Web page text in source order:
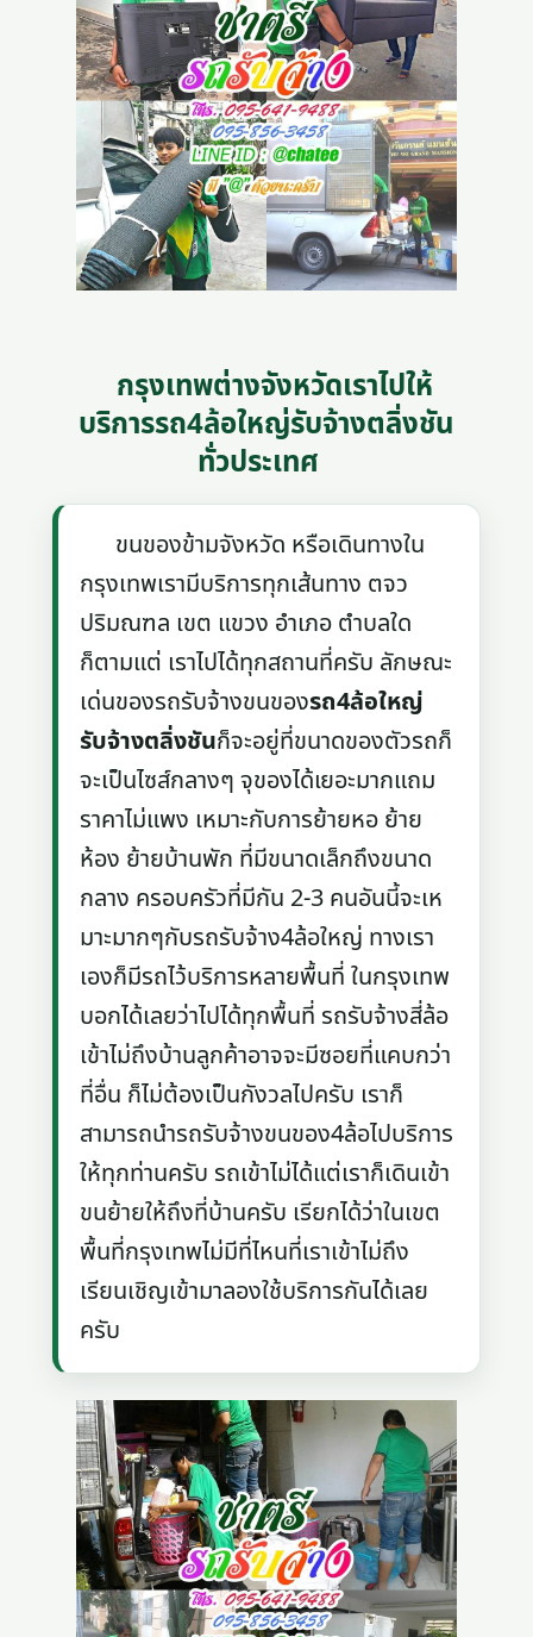
กรุงเทพต่างจังหวัดเราไปให้
บริการรถ4ล้อใหญ่รับจ้างตลิ่งชัน
ทั่วประเทศ
ขนของข้ามจังหวัด หรือเดินทางใน
กรุงเทพเรามีบริการทุกเส้นทาง ตจว
ปริมณฑล เขต แขวง อำเภอ ตำบลใด
ก็ตามแต่ เราไปได้ทุกสถานที่ครับ ลักษณะ
เด่นของรถรับจ้างขนของรถ4ล้อใหญ่
รับจ้างตลิ่งชันก็จะอยู่ที่ขนาดของตัวรถก็
จะเป็นไซส์กลางๆ จุของได้เยอะมากแถม
ราคาไม่แพง เหมาะกับการย้ายหอ ย้าย
ห้อง ย้ายบ้านพัก ที่มีขนาดเล็กถึงขนาด
กลาง ครอบครัวที่มีกัน 2-3 คนอันนี้จะเห
มาะมากๆกับรถรับจ้าง4ล้อใหญ่ ทางเรา
เองก็มีรถไว้บริการหลายพื้นที่ ในกรุงเทพ
บอกได้เลยว่าไปได้ทุกพื้นที่ รถรับจ้างสี่ล้อ
เข้าไม่ถึงบ้านลูกค้าอาจจะมีซอยที่แคบกว่า
ที่อื่น ก็ไม่ต้องเป็นกังวลไปครับ เราก็
สามารถนำรถรับจ้างขนของ4ล้อไปบริการ
ให้ทุกท่านครับ รถเข้าไม่ได้แต่เราก็เดินเข้า
ขนย้ายให้ถึงที่บ้านครับ เรียกได้ว่าในเขต
พื้นที่กรุงเทพไม่มีที่ไหนที่เราเข้าไม่ถึง
เรียนเชิญเข้ามาลองใช้บริการกันได้เลย
ครับ